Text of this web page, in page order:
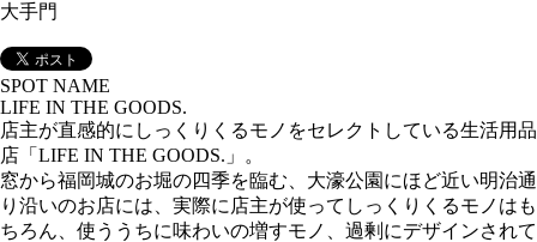
大手門
SPOT NAME
LIFE IN THE GOODS.
店主が直感的にしっくりくるモノをセレクトしている生活用品
店「LIFE IN THE GOODS.」。
窓から福岡城のお堀の四季を臨む、大濠公園にほど近い明治通
り沿いのお店には、実際に店主が使ってしっくりくるモノはも
ちろん、使ううちに味わいの増すモノ、過剰にデザインされて